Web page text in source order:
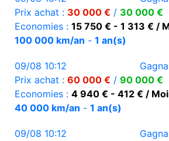
Prix achat : 30 000 € / 30 000 €
Economies : 15 750 € - 1 313 € /
100 000 km/an - 1 an(s)
09/08 10:12
Prix achat : 60 000 € / 90 000 €
Economies : 4 940 € - 412 € /
40 000 km/an - 1 an(s)
09/08 10:12